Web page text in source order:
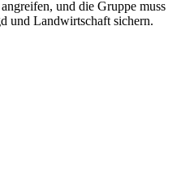
und die Gruppe muss
und Landwirtschaft sichern.